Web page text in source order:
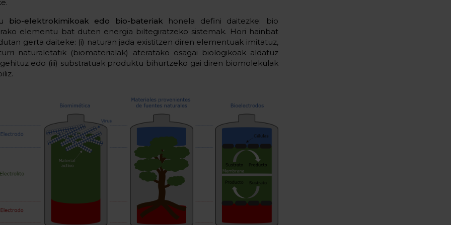
bio-elektrokimikoak edo bio-bateriak honela defini daitezke: bio
elementu bat duten energia biltegiratzeko sistemak. Hori hainbat
gerta daiteke: (i) naturan jada existitzen diren elementuak imitatuz,
naturaletatik (biomaterialak) ateratako osagai biologikoak aldatuz
edo (iii) substratuak produktu bihurtzeko gai diren biomolekulak